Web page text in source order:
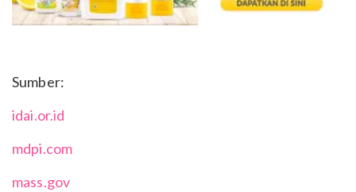
Sumber:
idai.or.id
mdpi.com
mass.gov